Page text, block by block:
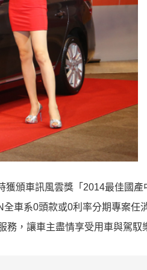
頒車訊風雲獎「2014最佳國產
車系0頭款或0利率分期專案任
務，讓車主盡情享受用車與駕馭